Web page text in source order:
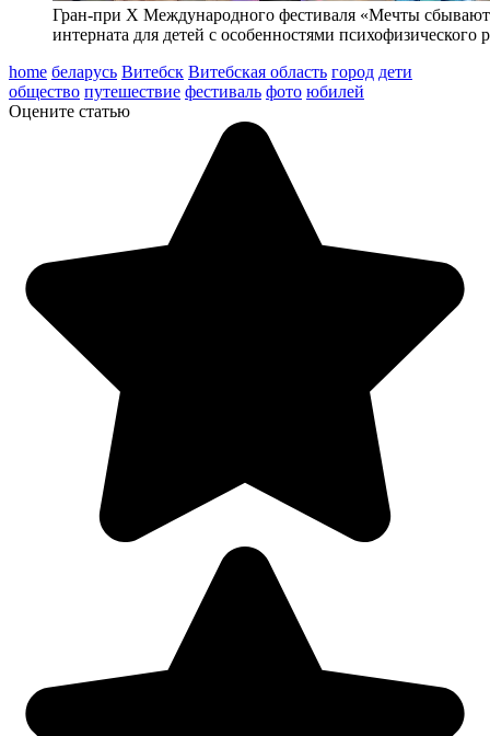
Гран-при X Международного фестиваля «Мечты
интерната для детей с особенностями
home беларусь Витебск Витебская область город дети
общество путешествие фестиваль фото юбилей
Оцените статью